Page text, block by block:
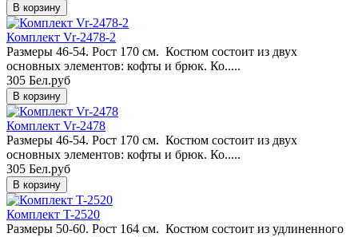
Комплект Vr-2478-2
Размеры 46-54. Рост 170 см. Костюм состоит из двух
основных элементов: кофты и брюк. Ко.....
305 Бел.руб
Комплект Vr-2478
Размеры 46-54. Рост 170 см. Костюм состоит из двух
основных элементов: кофты и брюк. Ко.....
305 Бел.руб
Комплект T-2520
Размеры 50-60. Рост 164 см. Костюм состоит из удлиненного